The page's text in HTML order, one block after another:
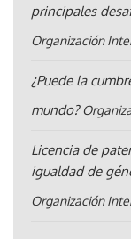
principales
Organización
¿Puede la
mundo?
Licencia de
igualdad de
Organización